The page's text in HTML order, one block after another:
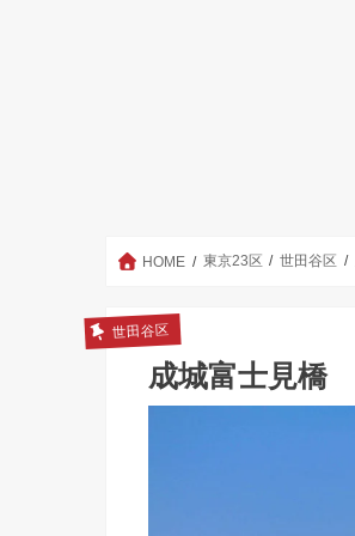
HOME 東京23区 世田谷区
世田谷区
成城富士見橋